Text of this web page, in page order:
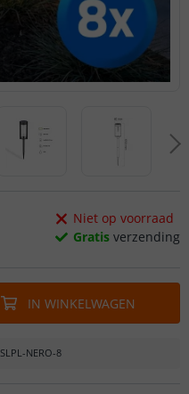
Niet op voorraad
Gratis verzending
IN WINKELWAGEN
SLPL-NERO-8